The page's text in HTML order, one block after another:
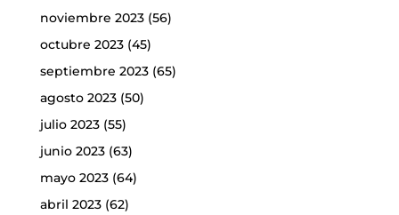
noviembre 2023(56)
octubre 2023(45)
septiembre 2023(65)
agosto 2023(50)
julio 2023(55)
junio 2023(63)
mayo 2023(64)
abril 2023(62)